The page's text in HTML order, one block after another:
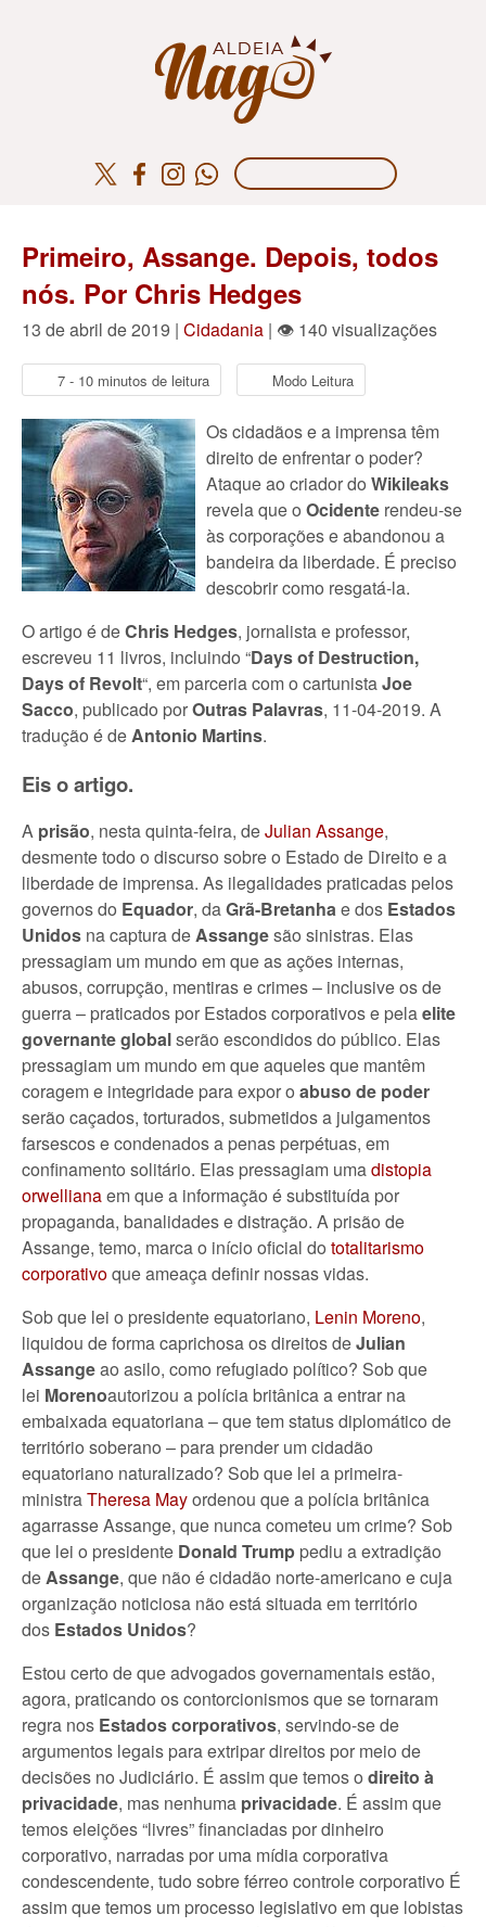
Primeiro, Assange. Depois, todos
nós. Por Chris Hedges
13 de abril de 2019 | Cidadania | 👁 140 visualizações
7 - 10 minutos de leitura Modo Leitura
Os cidadãos e a imprensa têm
direito de enfrentar o poder?
Ataque ao criador do Wikileaks
revela que o Ocidente rendeu-se
às corporações e abandonou a
bandeira da liberdade. É preciso
descobrir como resgatá-la.
O artigo é deChris Hedges, jornalista e professor,
escreveu 11 livros, incluindo “Days of Destruction,
Days of Revolt“, em parceria com o cartunistaJoe
Sacco, publicado porOutras Palavras, 11-04-2019. A
tradução é deAntonio Martins.
Eis o artigo.
A prisão, nesta quinta-feira, deJulian Assange,
desmente todo o discurso sobre o Estado de Direito e a
liberdade de imprensa. As ilegalidades praticadas pelos
governos do Equador, daGrã-Bretanhae dos Estados
Unidos na captura deAssangesão sinistras. Elas
pressagiam um mundo em que as ações internas,
abusos, corrupção, mentiras e crimes – inclusive os de
guerra – praticados por Estados corporativos e pelaelite
governante globalserão escondidos do público. Elas
pressagiam um mundo em que aqueles que mantêm
coragem e integridade para expor o abuso de poder
serão caçados, torturados, submetidos a julgamentos
farsescos e condenados a penas perpétuas, em
confinamento solitário. Elas pressagiam umadistopia
orwellianaem que a informação é substituída por
propaganda, banalidades e distração. A prisão de
Assange, temo, marca o início oficial do totalitarismo
corporativoque ameaça definir nossas vidas.
Sob que lei o presidente equatoriano, Lenin Moreno,
liquidou de forma caprichosa os direitos deJulian
Assangeao asilo, como refugiado político? Sob que
lei Morenoautorizou a polícia britânica a entrar na
embaixada equatoriana – que tem status diplomático de
território soberano – para prender um cidadão
equatoriano naturalizado? Sob que lei a primeira-
ministraTheresa Mayordenou que a polícia britânica
agarrasse Assange, que nunca cometeu um crime? Sob
que lei o presidente Donald Trump pediu a extradição
deAssange, que não é cidadão norte-americano e cuja
organização noticiosa não está situada em território
dos Estados Unidos?
Estou certo de que advogados governamentais estão,
agora, praticando os contorcionismos que se tornaram
regra nos Estados corporativos, servindo-se de
argumentos legais para extripar direitos por meio de
decisões no Judiciário. É assim que temos o direito à
privacidade, mas nenhuma privacidade. É assim que
temos eleições “livres” financiadas por dinheiro
corporativo, narradas por uma mídia corporativa
condescendente, tudo sobre férreo controle corporativo É
assim que temos um processo legislativo em que lobistas